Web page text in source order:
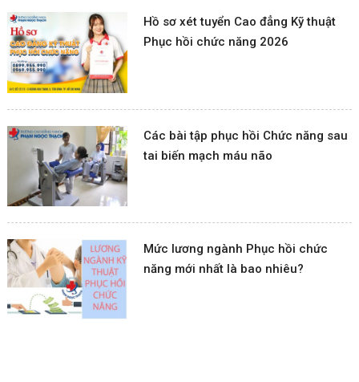
Hồ sơ xét tuyển Cao đẳng Kỹ thuật
Phục hồi chức năng 2026
Các bài tập phục hồi Chức năng sau
tai biến mạch máu não
Mức lương ngành Phục hồi chức
năng mới nhất là bao nhiêu?